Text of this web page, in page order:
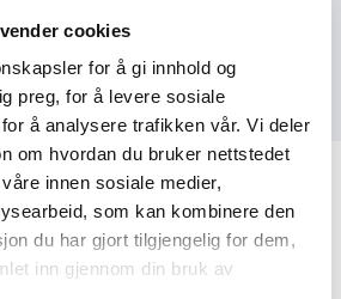
cookies
for å gi innhold og
preg, for å levere sosiale
å analysere trafikken vår. Vi deler
om hvordan du bruker nettstedet
innen sosiale medier,
som kan kombinere den
du har gjort tilgjengelig for dem,
inn gjennom din bruk av